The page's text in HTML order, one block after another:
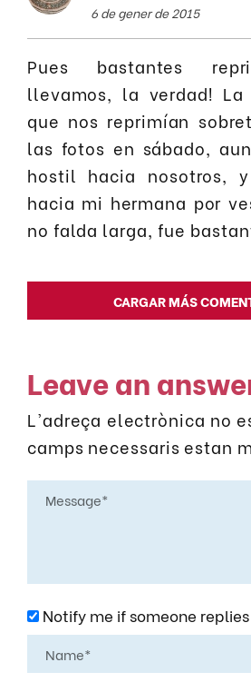
6 de gener de 2015
Pues bastantes
llevamos, la verdad! La
que nos reprimían
las fotos en sábado,
hostil hacia nosotros,
hacia mi hermana por
no falda larga, fue
CARGAR MÁS
Leave an
L'adreça electrònica no
camps necessaris estan
Notify me if someone